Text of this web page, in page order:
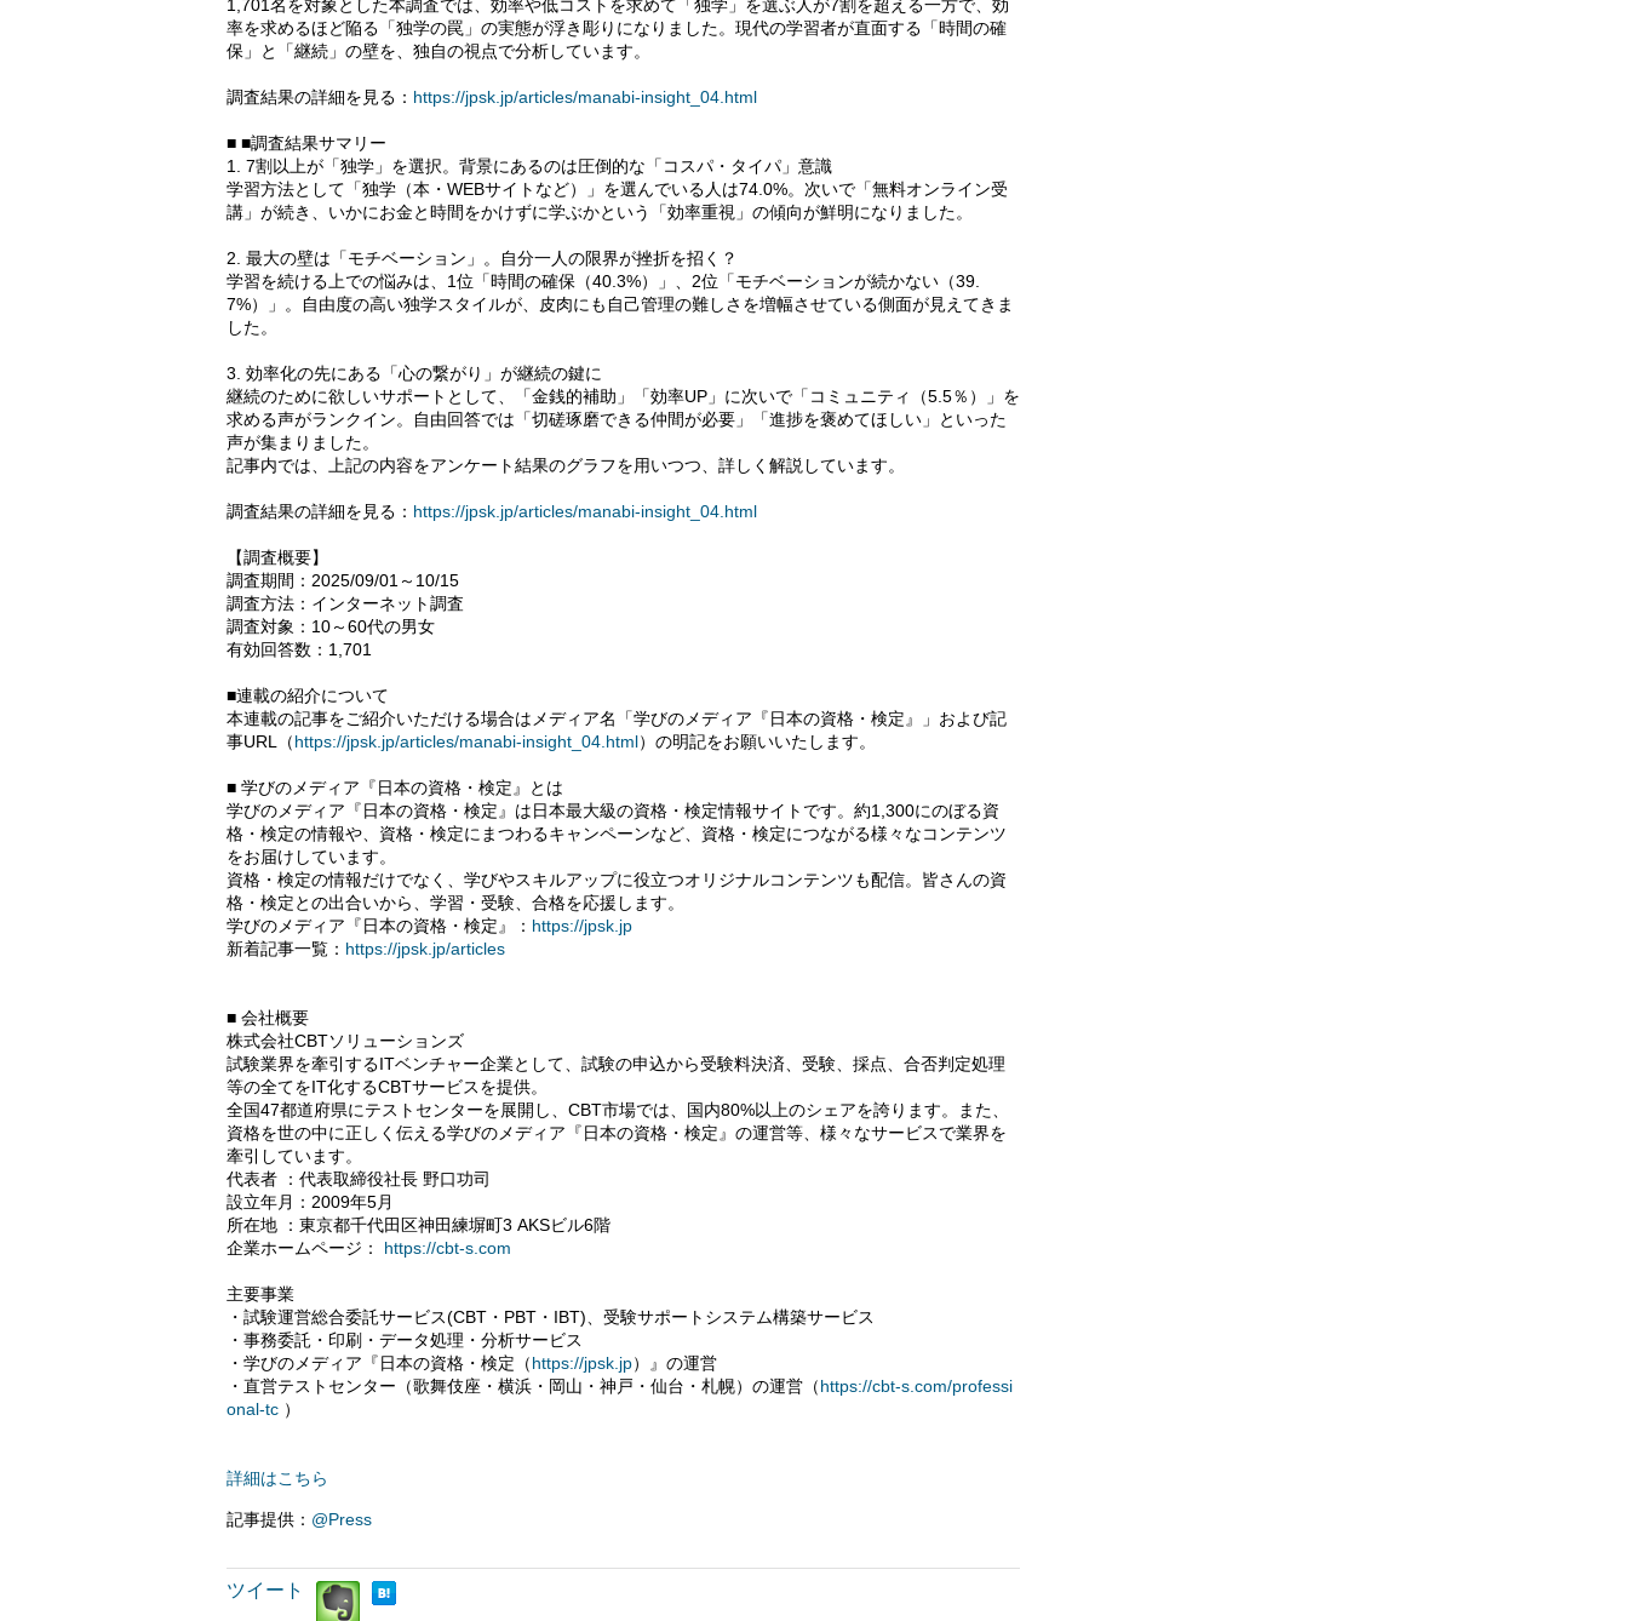
1,701名を対象とした本調査では、効率や低コストを求めて「独学」を選ぶ人が7割を超える一方で、効
率を求めるほど陥る「独学の罠」の実態が浮き彫りになりました。現代の学習者が直面する「時間の確
保」と「継続」の壁を、独自の視点で分析しています。
調査結果の詳細を見る： https://jpsk.jp/articles/manabi-insight_04.html
■ ■調査結果サマリー
1. 7割以上が「独学」を選択。背景にあるのは圧倒的な「コスパ・タイパ」意識
学習方法として「独学（本・WEBサイトなど）」を選んでいる人は74.0%。次いで「無料オンライン受
講」が続き、いかにお金と時間をかけずに学ぶかという「効率重視」の傾向が鮮明になりました。
2. 最大の壁は「モチベーション」。自分一人の限界が挫折を招く？
学習を続ける上での悩みは、1位「時間の確保（40.3%）」、2位「モチベーションが続かない（39.
7%）」。自由度の高い独学スタイルが、皮肉にも自己管理の難しさを増幅させている側面が見えてきま
した。
3. 効率化の先にある「心の繋がり」が継続の鍵に
継続のために欲しいサポートとして、「金銭的補助」「効率UP」に次いで「コミュニティ（5.5％）」を
求める声がランクイン。自由回答では「切磋琢磨できる仲間が必要」「進捗を褒めてほしい」といった
声が集まりました。
記事内では、上記の内容をアンケート結果のグラフを用いつつ、詳しく解説しています。
調査結果の詳細を見る： https://jpsk.jp/articles/manabi-insight_04.html
【調査概要】
調査期間：2025/09/01～10/15
調査方法：インターネット調査
調査対象：10～60代の男女
有効回答数：1,701
■連載の紹介について
本連載の記事をご紹介いただける場合はメディア名「学びのメディア『日本の資格・検定』」および記
事URL（https://jpsk.jp/articles/manabi-insight_04.html）の明記をお願いいたします。
■ 学びのメディア『日本の資格・検定』とは
学びのメディア『日本の資格・検定』は日本最大級の資格・検定情報サイトです。約1,300にのぼる資
格・検定の情報や、資格・検定にまつわるキャンペーンなど、資格・検定につながる様々なコンテンツ
をお届けしています。
資格・検定の情報だけでなく、学びやスキルアップに役立つオリジナルコンテンツも配信。皆さんの資
格・検定との出合いから、学習・受験、合格を応援します。
学びのメディア『日本の資格・検定』： https://jpsk.jp
新着記事一覧： https://jpsk.jp/articles
■ 会社概要
株式会社CBTソリューションズ
試験業界を牽引するITベンチャー企業として、試験の申込から受験料決済、受験、採点、合否判定処理
等の全てをIT化するCBTサービスを提供。
全国47都道府県にテストセンターを展開し、CBT市場では、国内80%以上のシェアを誇ります。また、
資格を世の中に正しく伝える学びのメディア『日本の資格・検定』の運営等、様々なサービスで業界を
牽引しています。
代表者 ：代表取締役社長 野口功司
設立年月：2009年5月
所在地 ：東京都千代田区神田練塀町3 AKSビル6階
企業ホームページ： https://cbt-s.com
主要事業
・試験運営総合委託サービス(CBT・PBT・IBT)、受験サポートシステム構築サービス
・事務委託・印刷・データ処理・分析サービス
・学びのメディア『日本の資格・検定（https://jpsk.jp）』の運営
・直営テストセンター（歌舞伎座・横浜・岡山・神戸・仙台・札幌）の運営（https://cbt-s.com/professi
onal-tc ）
詳細はこちら
記事提供： @Press
ツイート